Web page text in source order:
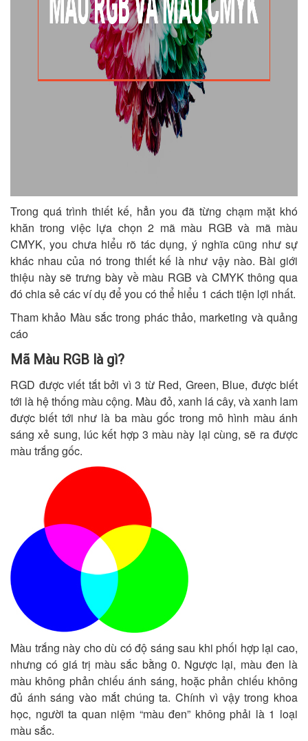
Trong quá trình thiết kế, hẳn you đã từng chạm mặt khó
khăn trong việc lựa chọn 2 mã màu RGB và mã màu
CMYK, you chưa hiểu rõ tác dụng, ý nghĩa cũng như sự
khác nhau của nó trong thiết kế là như vậy nào. Bài giới
thiệu này sẽ trưng bày về màu RGB và CMYK thông qua
đó chia sẻ các ví dụ để you có thể hiểu 1 cách tiện lợi nhất.
Tham khảo Màu sắc trong phác thảo, marketing và quảng
cáo
Mã Màu RGB là gì?
RGD được viết tắt bởi vì 3 từ Red, Green, Blue, được biết
tới là hệ thống màu cộng. Màu đỏ, xanh lá cây, và xanh lam
được biết tới như là ba màu gốc trong mô hình màu ánh
sáng xẻ sung, lúc kết hợp 3 màu này lại cùng, sẽ ra được
màu trắng gốc.
Màu trắng này cho dù có độ sáng sau khi phối hợp lại cao,
nhưng có giá trị màu sắc bằng 0. Ngược lại, màu đen là
màu không phản chiếu ánh sáng, hoặc phản chiếu không
đủ ánh sáng vào mắt chúng ta. Chính vì vậy trong khoa
học, người ta quan niệm “màu đen” không phải là 1 loại
màu sắc.